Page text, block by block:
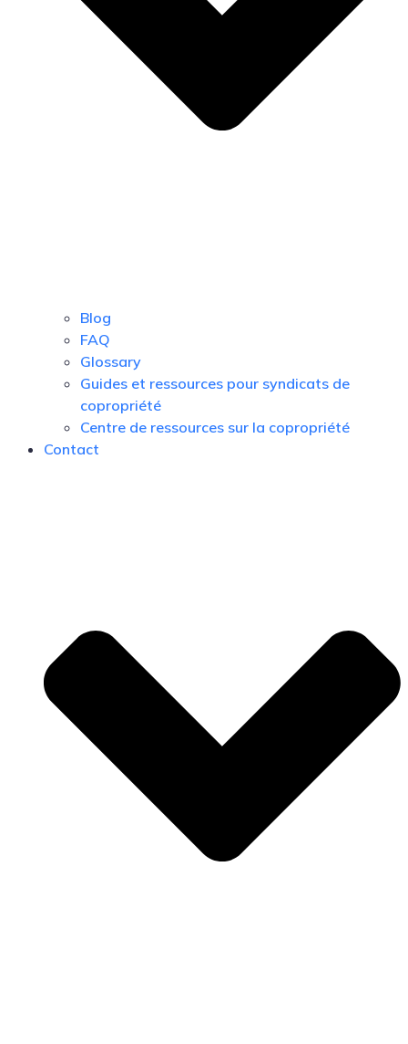
Blog
FAQ
Glossary
Guides et ressources pour syndicats de
copropriété
Centre de ressources sur la copropriété
Contact